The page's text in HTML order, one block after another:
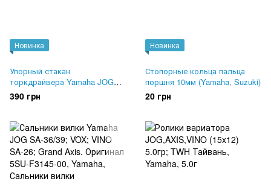
Новинка
Упорный стакан
торкдрайвера Yamaha JOG
SA-36/39/55; GEAR; VOX.
Оригинал 5SU-E7684-00
390 грн
Новинка
Стопорные кольца пальца
поршня 10мм (Yamaha, Suzuki)
20 грн